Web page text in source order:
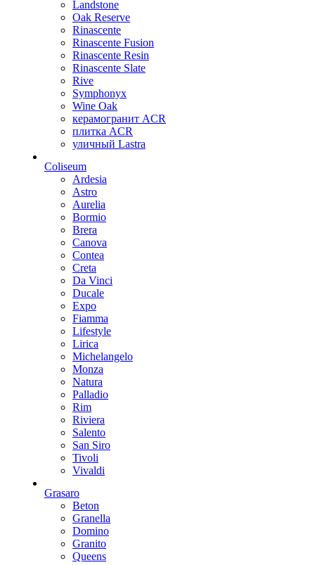
Landstone
Oak Reserve
Rinascente
Rinascente Fusion
Rinascente Resin
Rinascente Slate
Rive
Symphonyx
Wine Oak
керамогранит ACR
плитка ACR
уличный Lastra
Coliseum
Ardesia
Astro
Aurelia
Bormio
Brera
Canova
Contea
Creta
Da Vinci
Ducale
Expo
Fiamma
Lifestyle
Lirica
Michelangelo
Monza
Natura
Palladio
Rim
Riviera
Salento
San Siro
Tivoli
Vivaldi
Grasaro
Beton
Granella
Domino
Granito
Queens